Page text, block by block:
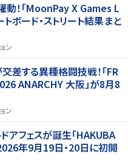
！「MoonPay X Games L
ボード・ストリート結果まと
ン
差する異種格闘技戦！「FR
ANARCHY 大阪」が8月8
ン
アフェスが誕生「HAKUBA
年9月19日・20日に初開